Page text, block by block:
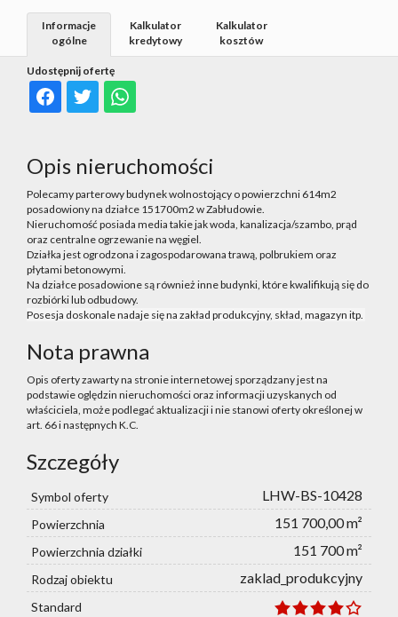
Udostępnij ofertę
Informacje
ogólne
Kalkulator
kredytowy
Kalkulator
kosztów
Opis nieruchomości
Polecamy parterowy budynek wolnostojący o powierzchni 614m2
posadowiony na działce 151700m2 w Zabłudowie.
Nieruchomość posiada media takie jak woda, kanalizacja/szambo, prąd
oraz centralne ogrzewanie na węgiel.
Działka jest ogrodzona i zagospodarowana trawą, polbrukiem oraz
płytami betonowymi.
Na działce posadowione są również inne budynki, które kwalifikują się do
rozbiórki lub odbudowy.
Posesja doskonale nadaje się na zakład produkcyjny, skład, magazyn itp.
Nota prawna
Opis oferty zawarty na stronie internetowej sporządzany jest na
podstawie oględzin nieruchomości oraz informacji uzyskanych od
właściciela, może podlegać aktualizacji i nie stanowi oferty określonej w
art. 66 i następnych K.C.
Szczegóły
Symbol oferty LHW-BS-10428
Powierzchnia 151 700,00 m²
Powierzchnia działki 151 700 m²
Rodzaj obiektu zaklad_produkcyjny
Standard